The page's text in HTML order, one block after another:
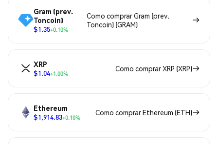
Gram (prev.
Toncoin)
$1.35+0.10%
Como comprar Gram (prev.
Toncoin) (GRAM)
XRP
$1.04+1.00%
Como comprar XRP (XRP)
Ethereum
$1,914.83+0.10%
Como comprar Ethereum (ETH)